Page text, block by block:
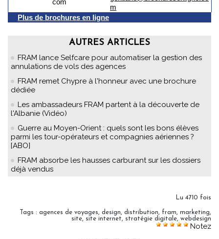
m
Plus de brochures en ligne
AUTRES ARTICLES
FRAM lance Selfcare pour automatiser la gestion des
annulations de vols des agences
FRAM remet Chypre à l'honneur avec une brochure
dédiée
Les ambassadeurs FRAM partent à la découverte de
l'Albanie (Vidéo)
Guerre au Moyen-Orient : quels sont les bons élèves
parmi les tour-opérateurs et compagnies aériennes ?
[ABO]
FRAM absorbe les hausses carburant sur les dossiers
déjà vendus
Lu 4710 fois
Tags : agences de voyages, design, distribution, fram, marketing,
site, site internet, stratégie digitale, webdesign
Notez